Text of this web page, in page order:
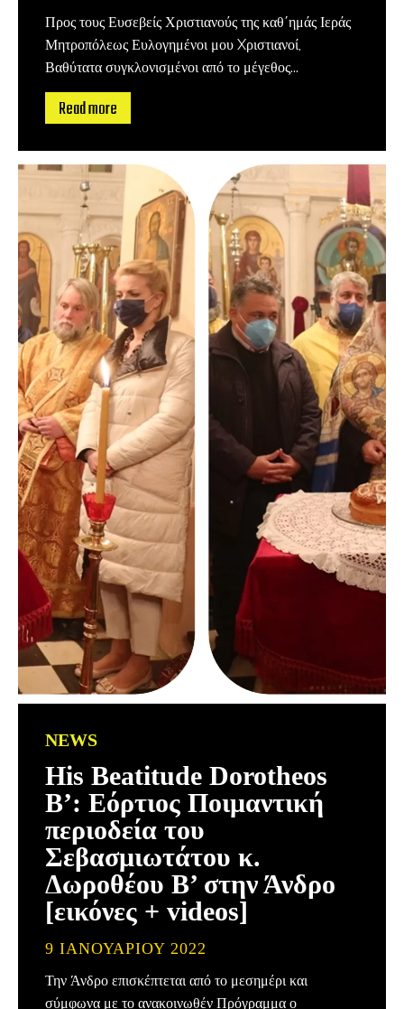
Προς τους Ευσεβείς Χριστιανούς της καθ΄ημάς Ιεράς
Μητροπόλεως Ευλογημένοι μου Xριστιανοί,
Βαθύτατα συγκλονισμένοι από το μέγεθος...
Read more
NEWS
His Beatitude Dorotheos
B’: Εόρτιος Ποιμαντική
περιοδεία του
Σεβασμιωτάτου κ.
Δωροθέου Β’ στην Άνδρο
[εικόνες + videos]
9 ΙΑΝΟΥΑΡΊΟΥ 2022
Την Άνδρο επισκέπτεται από το μεσημέρι και
σύμφωνα με το ανακοινωθέν Πρόγραμμα ο